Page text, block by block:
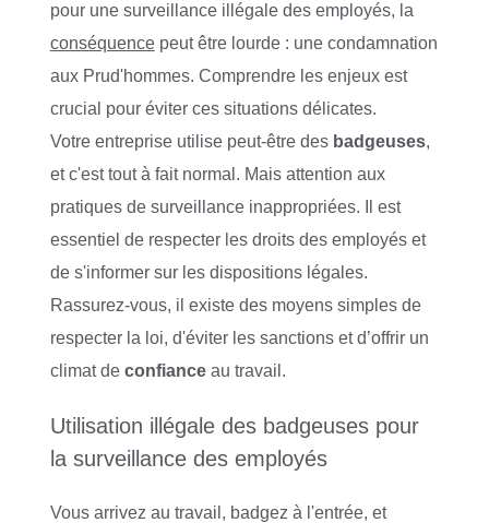
pour une surveillance illégale des employés, la
conséquencepeut être lourde : une condamnation
aux Prud'hommes. Comprendre les enjeux est
crucial pour éviter ces situations délicates.
Votre entreprise utilise peut-être des badgeuses,
et c'est tout à fait normal. Mais attention aux
pratiques de surveillance inappropriées. Il est
essentiel de respecter les droits des employés et
de s'informer sur les dispositions légales.
Rassurez-vous, il existe des moyens simples de
respecter la loi, d'éviter les sanctions et d’offrir un
climat de confianceau travail.
Utilisation illégale des badgeuses pour
la surveillance des employés
Vous arrivez au travail, badgez à l'entrée, et